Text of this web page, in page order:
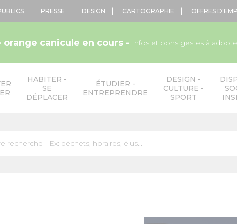
PRESSE DESIGN CARTOGRAPHIE OFFRES
orange canicule en cours - Infos et bons gestes à
HABITER -
SE
DÉPLACER
ÉTUDIER -
ENTREPRENDRE
DESIGN -
CULTURE -
SPORT